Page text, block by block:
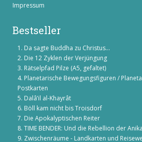
Impressum
Bestseller
Da sagte Buddha zu Christus...
Die 12 Zyklen der Verjüngung
Rätselpfad Pilze (A5, gefaltet)
Planetarische Bewegungsfiguren /
Postkarten
Dalâ’il al-Khayrât
Böll kam nicht bis Troisdorf
Die Apokalyptischen Reiter
TIME BENDER: Und die Rebellion der
Zwischenräume - Landkarten und